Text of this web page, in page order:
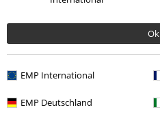
Ok
EMP International
EMP Deutschland
RRP Da24,99 € Da